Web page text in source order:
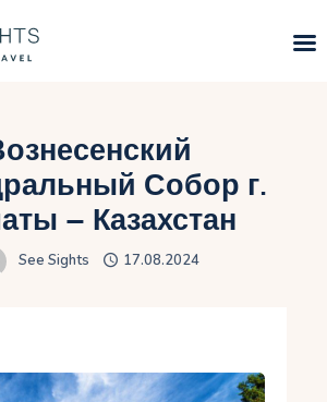
Собор г.
– Казахстан
See Sights 17.08.2024